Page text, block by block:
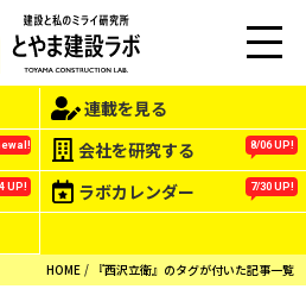
EN
連載を見る
会社を研究する 8/06 UP!
UP! ラボカレンダー 7/30 UP!
HOME 『西沢立衛』のタグが付いた記事一覧